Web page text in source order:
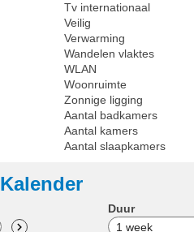
Tv internationaal
Veilig
Verwarming
Wandelen vlaktes
WLAN
Woonruimte
Zonnige ligging
Aantal badkamers
Aantal kamers
Aantal slaapkamers
Kalender
Duur